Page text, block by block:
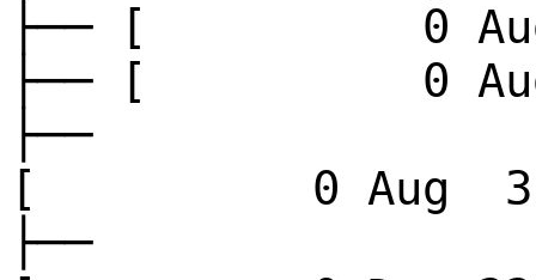
├── [ 0
├── [ 0
├──
[ 0 Aug 3
├──